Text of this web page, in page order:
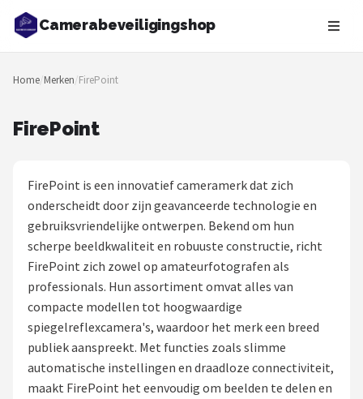
Camerabeveiligingshop
Zoeken
NAVIGATIE
Blog
Beveiligingscamera's
Camera Deurbellen
NAS
Shop
Home/Merken/FirePoint
FirePoint
FirePoint is een innovatief cameramerk dat zich
onderscheidt door zijn geavanceerde technologie en
gebruiksvriendelijke ontwerpen. Bekend om hun
scherpe beeldkwaliteit en robuuste constructie, richt
FirePoint zich zowel op amateurfotografen als
professionals. Hun assortiment omvat alles van
compacte modellen tot hoogwaardige
spiegelreflexcamera's, waardoor het merk een breed
publiek aanspreekt. Met functies zoals slimme
automatische instellingen en draadloze connectiviteit,
maakt FirePoint het eenvoudig om beelden te delen en